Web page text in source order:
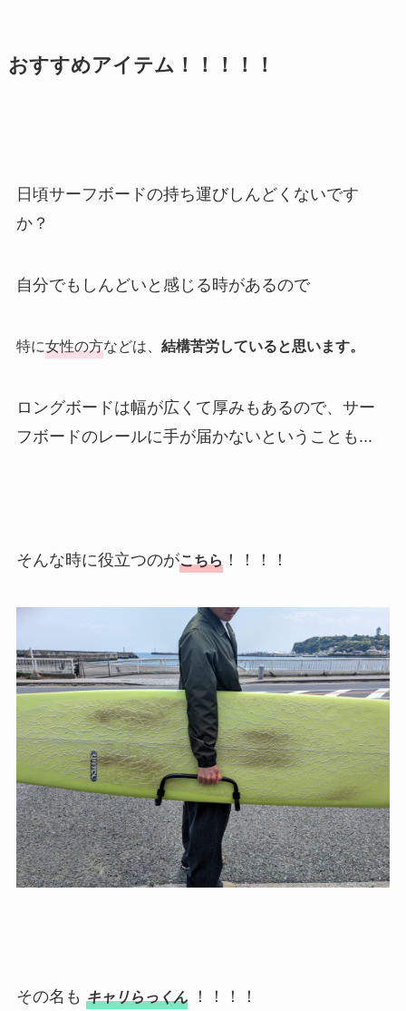
おすすめアイテム！！！！！
日頃サーフボードの持ち運びしんどくないです
か？
自分でもしんどいと感じる時があるので
特に女性の方などは、 結構苦労していると思います。
ロングボードは幅が広くて厚みもあるので、サー
フボードのレールに手が届かないということも...
そんな時に役立つのがこちら ！！！！
その名も キャリらっくん！！！！